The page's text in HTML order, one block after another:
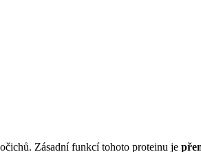
Zásadní funkcí tohoto proteinu je